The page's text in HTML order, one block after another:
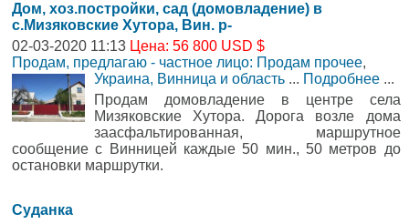
Дом, хоз.постройки, сад (домовладение) в
с.Мизяковские Хутора, Вин. р-
02-03-2020 11:13 Цена: 56 800 USD $
Продам, предлагаю - частное лицо: Продам прочее,
Украина, Винница и область ... Подробнее ...
Продам домовладение в центре села
Мизяковские Хутора. Дорога возле дома
заасфальтированная, маршрутное
сообщение с Винницей каждые 50 мин., 50 метров до
остановки маршрутки.
Суданка